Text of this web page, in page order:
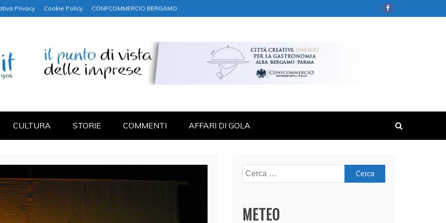
Privacy Cookie Policy CONFCOMMERCIO BERGAMO
CULTURA STORIE COMMENTI AFFARI DI GOLA
Ricerca
per:
METEO